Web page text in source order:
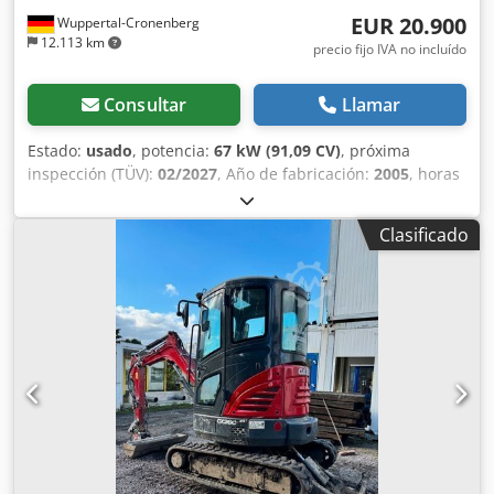
Wuppertal-Cronenberg
12.113 km
EUR 20.900
precio fijo IVA no incluído
Consultar Llamar
Estado: usado, potencia: 67 kW (91,09 CV), próxima
inspección (TÜV): 02/2027, Año de fabricación: 2005, horas
, Equipamiento:
acondicionado, cabina, tracción a las cuatro ruedas,
Tractor alemán, en uso hasta hace poco. Segundo
propietario: siempre en manos de la administración
estatal de parques, de 2005 a 2017 y de 2017 a 2026.
Tracción total. Motor turbodiésel de 4 cilindros con 4485 cc
y 91 CV. Gran transmisión Hi-LO de 24 velocidades: 4
marchas en 3 gamas, 2 escalonamientos bajo carga y
reversor bajo carga. 40 km/h. Instalación de aire
comprimido. Cabina de confort con asiento del conductor
con suspensión neumática y aire acondicionado. Toma de
fuerza trasera triple (540/750/1000 rpm). Elevador trasero
KAT II con enganches rápidos y cilindros adicionales (5060
Clasificado